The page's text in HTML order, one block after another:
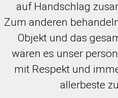
auf Handschlag
Zum anderen
Objekt und das
wären es unser
mit Respekt und
allerbeste